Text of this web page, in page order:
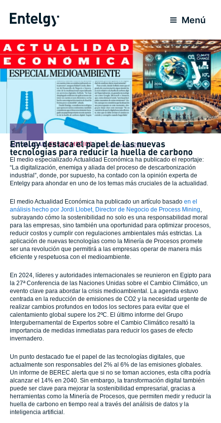
para
conteúdo
Menú
ACTUALIDAD ,EN LOS MEDIOS 18 Setembro 2024
Entelgy destaca el papel de las nuevas
tecnologías para reducir la huella de carbono
El medio especializado Actualidad Económica ha publicado el reportaje:
“La digitalización, enemiga y aliada del proceso de descarbonización
industrial”, donde, por supuesto, ha contado con la opinión experta de
Entelgy para ahondar en uno de los temas más cruciales de la actualidad.
El medio Actualidad Económica ha publicado un artículo basado en el
análisis hecho por Jordi Llobet, Director de Negocio de Process Mining,
subrayando cómo la sostenibilidad no solo es una responsabilidad moral
para las empresas, sino también una oportunidad para optimizar procesos,
reducir costos y cumplir con regulaciones ambientales más estrictas. La
aplicación de nuevas tecnologías como la Minería de Procesos promete
ser una revolución que permitirá a las empresas operar de manera más
eficiente y respetuosa con el medioambiente.
En 2024, líderes y autoridades internacionales se reunieron en Egipto para
la 27ª Conferencia de las Naciones Unidas sobre el Cambio Climático, un
evento clave para abordar la crisis medioambiental. La agenda estuvo
centrada en la reducción de emisiones de CO2 y la necesidad urgente de
realizar cambios profundos en todos los sectores para evitar que el
calentamiento global supere los 2ºC. El último informe del Grupo
Intergubernamental de Expertos sobre el Cambio Climático resaltó la
importancia de medidas inmediatas para reducir los gases de efecto
invernadero.
Un punto destacado fue el papel de las tecnologías digitales, que
actualmente son responsables del 2% al 6% de las emisiones globales.
Un informe de BEREC alerta que si no se toman acciones, esta cifra podría
alcanzar el 14% en 2040. Sin embargo, la transformación digital también
puede ser clave para mejorar la sostenibilidad empresarial, gracias a
herramientas como la Minería de Procesos, que permiten medir y reducir la
huella de carbono en tiempo real a través del análisis de datos y la
inteligencia artificial.